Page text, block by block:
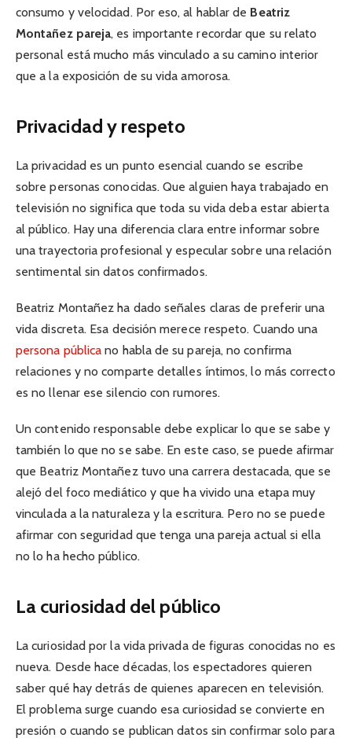
consumo y velocidad. Por eso, al hablar de Beatriz
Montañez pareja, es importante recordar que su relato
personal está mucho más vinculado a su camino interior
que a la exposición de su vida amorosa.
Privacidad y respeto
La privacidad es un punto esencial cuando se escribe
sobre personas conocidas. Que alguien haya trabajado en
televisión no significa que toda su vida deba estar abierta
al público. Hay una diferencia clara entre informar sobre
una trayectoria profesional y especular sobre una relación
sentimental sin datos confirmados.
Beatriz Montañez ha dado señales claras de preferir una
vida discreta. Esa decisión merece respeto. Cuando una
persona públicano habla de su pareja, no confirma
relaciones y no comparte detalles íntimos, lo más correcto
es no llenar ese silencio con rumores.
Un contenido responsable debe explicar lo que se sabe y
también lo que no se sabe. En este caso, se puede afirmar
que Beatriz Montañez tuvo una carrera destacada, que se
alejó del foco mediático y que ha vivido una etapa muy
vinculada a la naturaleza y la escritura. Pero no se puede
afirmar con seguridad que tenga una pareja actual si ella
no lo ha hecho público.
La curiosidad del público
La curiosidad por la vida privada de figuras conocidas no es
nueva. Desde hace décadas, los espectadores quieren
saber qué hay detrás de quienes aparecen en televisión.
El problema surge cuando esa curiosidad se convierte en
presión o cuando se publican datos sin confirmar solo para